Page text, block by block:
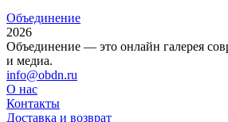
Объединение
2026
Объединение — это онлайн галерея
и медиа.
info@obdn.ru
О нас
Контакты
Доставка и возврат